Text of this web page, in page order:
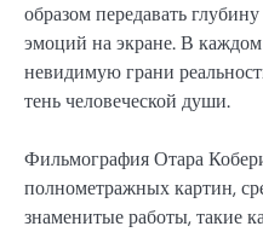
образом передавать
эмоций на экране. В
невидимую грани
тень человеческой души.
Фильмография Отара
полнометражных картин,
знаменитые работы, такие